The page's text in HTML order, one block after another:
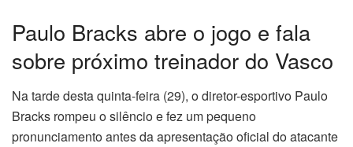
Paulo Bracks abre o jogo e fala
sobre próximo treinador do Vasco
Na tarde desta quinta-feira (29), o diretor-esportivo Paulo
Bracks rompeu o silêncio e fez um pequeno
pronunciamento antes da apresentação oficial do atacante